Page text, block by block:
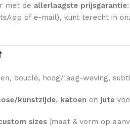
met de allerlaagste prijsgarantie
of e-mail), kunt terecht in
bouclé, hoog/laag-weving,
kunstzijde, katoen en jute
sizes (maat & vorm op